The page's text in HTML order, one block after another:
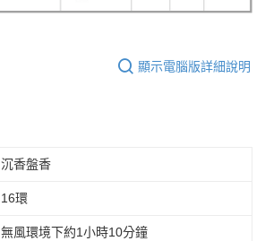
顯示電腦版詳細說明
沉香盤香
16環
無風環境下約1小時10分鐘